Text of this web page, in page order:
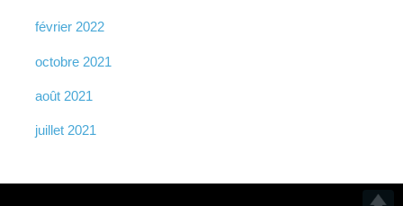
février 2022
octobre 2021
août 2021
juillet 2021